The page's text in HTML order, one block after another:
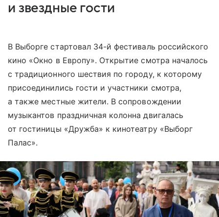
и звездные гости
В Выборге стартовал 34-й фестиваль российского
кино «Окно в Европу». Открытие смотра началось
с традиционного шествия по городу, к которому
присоединились гости и участники смотра,
а также местные жители. В сопровождении
музыкантов праздничная колонна двигалась
от гостиницы «Дружба» к кинотеатру «Выборг
Палас».